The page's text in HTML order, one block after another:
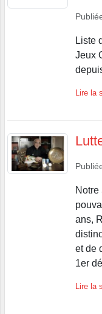
Liste
Jeux
Lire la
Notre
ans,
et de
1er
Lire la